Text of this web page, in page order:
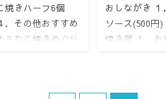
焼きハーフ6個
その他おすすめ
たこ焼きめぐり
おしながき
ソース(500円
焼き屋 １．